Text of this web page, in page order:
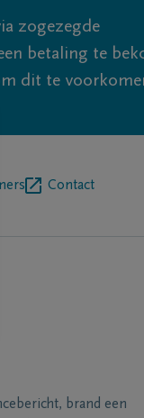
zogezegde
betaling te
dit te
Contact
brand een